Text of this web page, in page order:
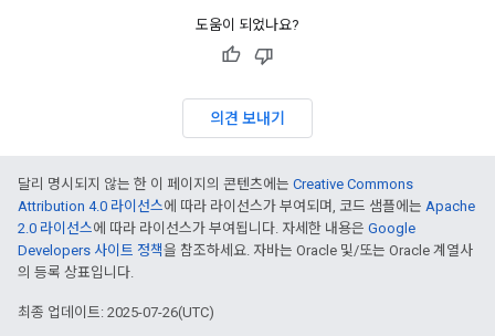
도움이 되었나요?
의견 보내기
달리 명시되지 않는 한 이 페이지의 콘텐츠에는 Creative Commons
Attribution 4.0 라이선스에 따라 라이선스가 부여되며, 코드 샘플에는 Apache
2.0 라이선스에 따라 라이선스가 부여됩니다. 자세한 내용은 Google
Developers 사이트 정책을 참조하세요. 자바는 Oracle 및/또는 Oracle 계열사
의 등록 상표입니다.
최종 업데이트: 2025-07-26(UTC)